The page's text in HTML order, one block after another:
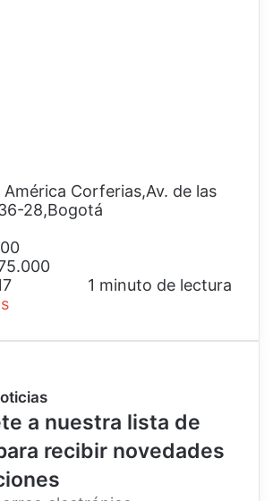
América Corferias,Av. de las
28,Bogotá
1 minuto de lectura
a nuestra lista de
recibir novedades